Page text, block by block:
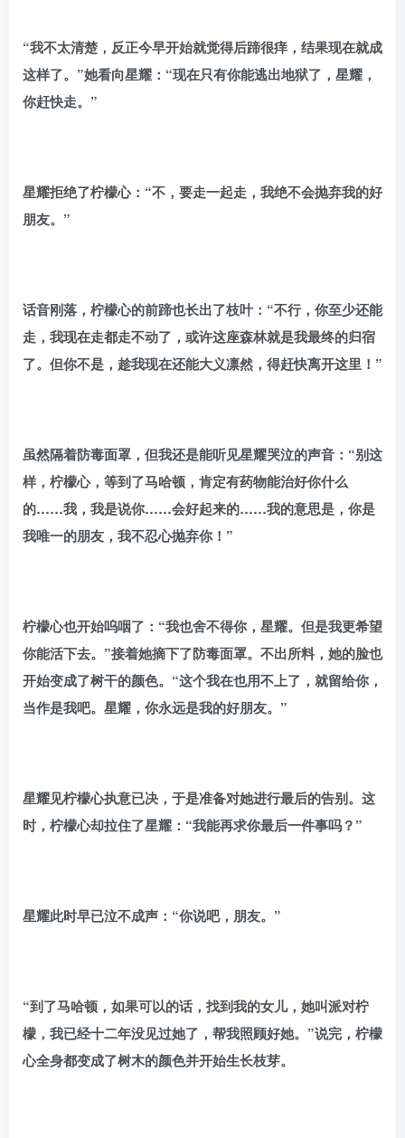
“我不太清楚，反正今早开始就觉得后蹄很痒，结果现在就成
这样了。”她看向星耀：“现在只有你能逃出地狱了，星耀，
你赶快走。”
星耀拒绝了柠檬心：“不，要走一起走，我绝不会抛弃我的好
朋友。”
话音刚落，柠檬心的前蹄也长出了枝叶：“不行，你至少还能
走，我现在走都走不动了，或许这座森林就是我最终的归宿
了。但你不是，趁我现在还能大义凛然，得赶快离开这里！”
虽然隔着防毒面罩，但我还是能听见星耀哭泣的声音：“别这
样，柠檬心，等到了马哈顿，肯定有药物能治好你什么
的……我，我是说你……会好起来的……我的意思是，你是
我唯一的朋友，我不忍心抛弃你！”
柠檬心也开始呜咽了：“我也舍不得你，星耀。但是我更希望
你能活下去。”接着她摘下了防毒面罩。不出所料，她的脸也
开始变成了树干的颜色。“这个我在也用不上了，就留给你，
当作是我吧。星耀，你永远是我的好朋友。”
星耀见柠檬心执意已决，于是准备对她进行最后的告别。这
时，柠檬心却拉住了星耀：“我能再求你最后一件事吗？”
星耀此时早已泣不成声：“你说吧，朋友。”
“到了马哈顿，如果可以的话，找到我的女儿，她叫派对柠
檬，我已经十二年没见过她了，帮我照顾好她。”说完，柠檬
心全身都变成了树木的颜色并开始生长枝芽。